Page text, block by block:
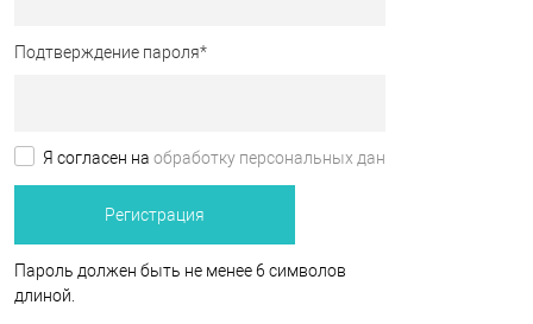
Подтверждение пароля*
Я согласен на обработку персональных данных.
Пароль должен быть не менее 6 символов
длиной.